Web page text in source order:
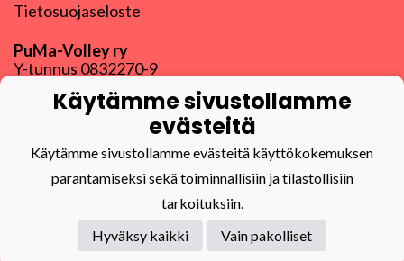
Tietosuojaseloste
PuMa-Volley ry
Y-tunnus 0832270-9
Linkki muihin yhteystietoihin
Powered by
Käytämme sivustollamme
evästeitä
Käytämme sivustollamme evästeitä käyttökokemuksen
parantamiseksi sekä toiminnallisiin ja tilastollisiin
tarkoituksiin.
Hyväksy kaikki
Vain pakolliset